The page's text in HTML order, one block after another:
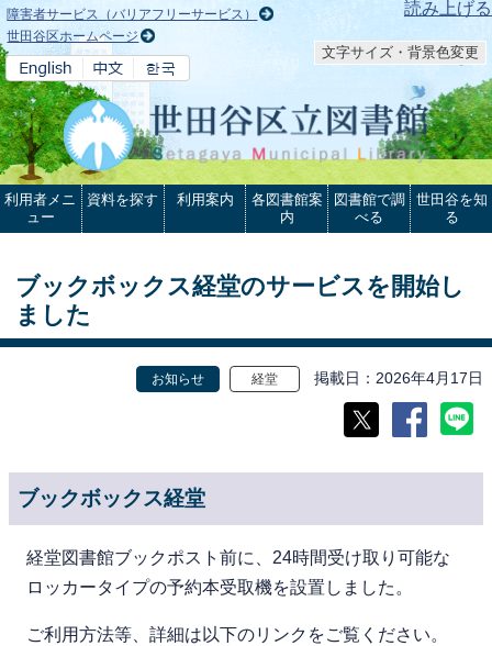
本文へ 読み上げる
障害者サービス（バリアフリーサービス）
世田谷区ホームページ
文字サイズ・背景色変更
利用者メニ
ュー
資料を探す 利用案内
各図書館案
内
図書館で調
べる
世田谷を知
る
ブックボックス経堂のサービスを開始し
ました
お知らせ 経堂 掲載日 2026年4月17日
ブックボックス経堂
経堂図書館ブックポスト前に、24時間受け取り可能な
ロッカータイプの予約本受取機を設置しました。
ご利用方法等、詳細は以下のリンクをご覧ください。